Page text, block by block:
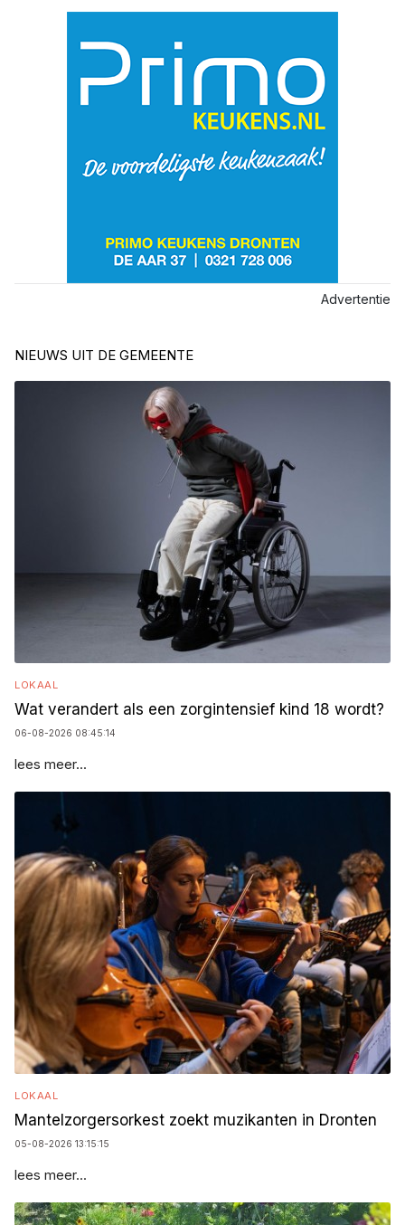
Advertentie
NIEUWS UIT DE GEMEENTE
LOKAAL
Wat verandert als een zorgintensief kind 18 wordt?
06-08-2026 08:45:14
lees meer...
LOKAAL
Mantelzorgersorkest zoekt muzikanten in Dronten
05-08-2026 13:15:15
lees meer...